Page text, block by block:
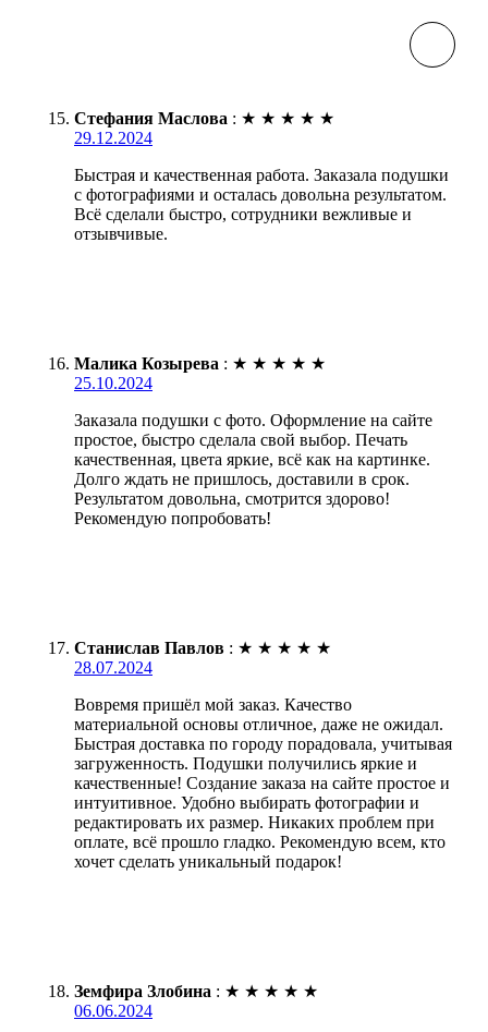
Стефания Маслова : ★ ★ ★ ★ ★
29.12.2024
Быстрая и качественная работа. Заказала подушки
с фотографиями и осталась довольна результатом.
Всё сделали быстро, сотрудники вежливые и
отзывчивые.
Малика Козырева : ★ ★ ★ ★ ★
25.10.2024
Заказала подушки с фото. Оформление на сайте
простое, быстро сделала свой выбор. Печать
качественная, цвета яркие, всё как на картинке.
Долго ждать не пришлось, доставили в срок.
Результатом довольна, смотрится здорово!
Рекомендую попробовать!
Станислав Павлов : ★ ★ ★ ★ ★
28.07.2024
Вовремя пришёл мой заказ. Качество
материальной основы отличное, даже не ожидал.
Быстрая доставка по городу порадовала, учитывая
загруженность. Подушки получились яркие и
качественные! Создание заказа на сайте простое и
интуитивное. Удобно выбирать фотографии и
редактировать их размер. Никаких проблем при
оплате, всё прошло гладко. Рекомендую всем, кто
хочет сделать уникальный подарок!
Земфира Злобина : ★ ★ ★ ★ ★
06.06.2024